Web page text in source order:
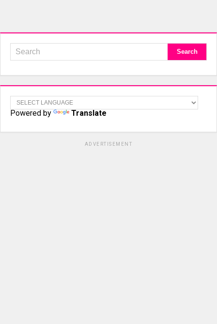
Powered by Translate
ADVERTISEMENT